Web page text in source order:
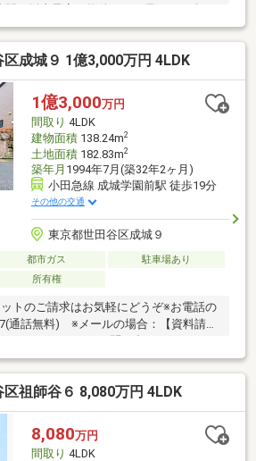
開や販売予定の物件もいち早くご紹介し
ンド】世界80以上の国と地域で展開する
ビーズ インターナショナル リアルテ
信頼でお住まい探しをサポート。
ーサービス】お引渡し後も、24時間365
、延長保証等私たちのサービスは一生涯
成城９ 1億3,000万円 4LDK
1億3,000万円
間取り 4LDK
建物面積138.24m2
土地面積182.83m2
築年月 1994年7月(築32年2ヶ月)
小田急線 成城学園前駅 徒歩19分
その他の交通
東京都世田谷区成城９
都市ガス
駐車場あり
所有権
トのご請求はお気軽にどうぞ※お電話の
通話無料) ※メールの場合：【資料請
ーダイヤル:0120-00-5747】～
祖師谷６ 8,080万円 4LDK
8,080万円
間取り 4LDK